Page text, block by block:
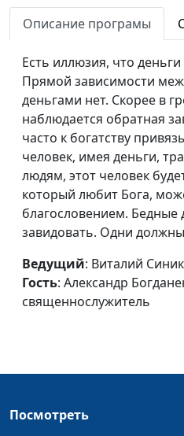
Гнев человеческий и гнев
Божий
Церковь и культура.
Культура и духовность
Описание програмы
Есть иллюзия, что
Прямой зависимости
деньгами нет. Скорее в
наблюдается обратная
часто к богатству
человек, имея деньги,
людям, этот человек
который любит Бога,
благословением. Бедные
завидовать. Одни
Ведущий: Виталий
Гость: Александр
священнослужитель
Посмотреть